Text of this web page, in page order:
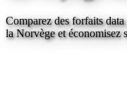
Comparez des forfaits
la Norvègeet économisez